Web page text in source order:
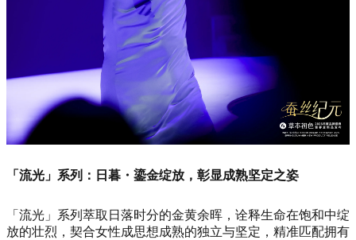
「流光」系列：日暮・鎏金绽放，彰显成熟坚定之姿
「流光」系列萃取日落时分的金黄余晖，诠释生命在饱和中绽
放的壮烈，契合女性成思想成熟的独立与坚定，精准匹配拥有